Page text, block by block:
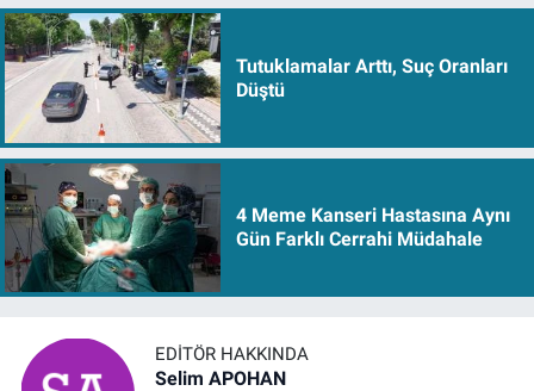
Tutuklamalar Arttı, Suç Oranları
Düştü
4 Meme Kanseri Hastasına Aynı
Gün Farklı Cerrahi Müdahale
EDITÖR HAKKINDA
Selim APOHAN